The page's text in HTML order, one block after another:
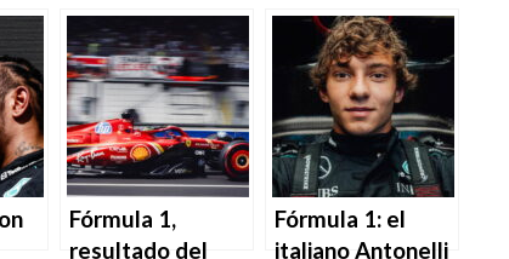
Fórmula 1,
resultado del
Fórmula 1: el
italiano Antonelli